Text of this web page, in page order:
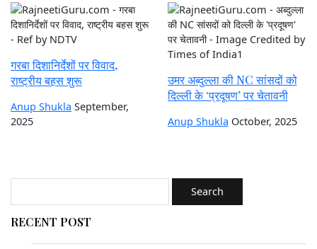
गरबा दिशानिर्देशों पर विवाद,
राष्ट्रीय बहस शुरू
Anup Shukla September,
2025
उमर अब्दुल्ला की NC सांसदों को
दिल्ली के ‘प्रदूषण’ पर चेतावनी
Anup Shukla October, 2025
RECENT POST